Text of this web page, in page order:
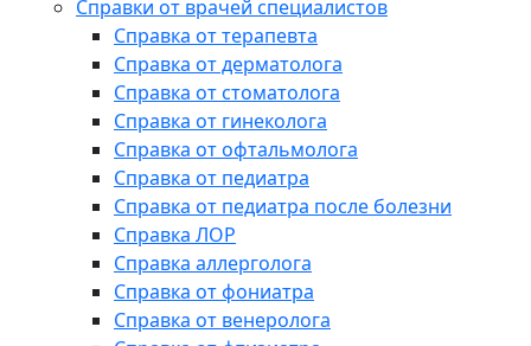
Справки от врачей специалистов
Справка от терапевта
Справка от дерматолога
Справка от стоматолога
Справка от гинеколога
Справка от офтальмолога
Справка от педиатра
Справка от педиатра после болезни
Справка ЛОР
Справка аллерголога
Справка от фониатра
Справка от венеролога